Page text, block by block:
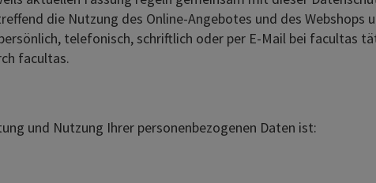
die Nutzung des Online-Angebotes und des
telefonisch, schriftlich oder per E-Mail bei facultas
facultas.
und Nutzung Ihrer personenbezogenen Daten ist: